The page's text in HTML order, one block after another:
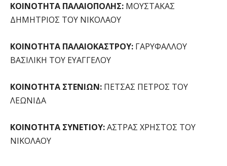
ΚΟΙΝΟΤΗΤΑ ΠΑΛΑΙΟΠΟΛΗΣ: ΜΟΥΣΤΑΚΑΣ
ΔΗΜΗΤΡΙΟΣ ΤΟΥ ΝΙΚΟΛΑΟΥ
ΚΟΙΝΟΤΗΤΑ ΠΑΛΑΙΟΚΑΣΤΡΟΥ: ΓΑΡΥΦΑΛΛΟΥ
ΒΑΣΙΛΙΚΗ ΤΟΥ ΕΥΑΓΓΕΛΟΥ
ΚΟΙΝΟΤΗΤΑ ΣΤΕΝΙΩΝ: ΠΕΤΣΑΣ ΠΕΤΡΟΣ ΤΟΥ
ΛΕΩΝΙΔΑ
ΚΟΙΝΟΤΗΤΑ ΣΥΝΕΤΙΟΥ:ΑΣΤΡΑΣ ΧΡΗΣΤΟΣ ΤΟΥ
ΝΙΚΟΛΑΟΥ